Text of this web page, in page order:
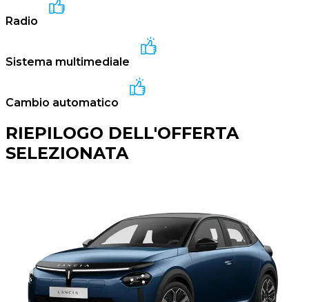
Radio
Sistema multimediale
Cambio automatico
RIEPILOGO DELL'OFFERTA
SELEZIONATA